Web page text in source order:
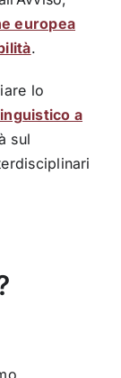
europea
.
lo
a
sul